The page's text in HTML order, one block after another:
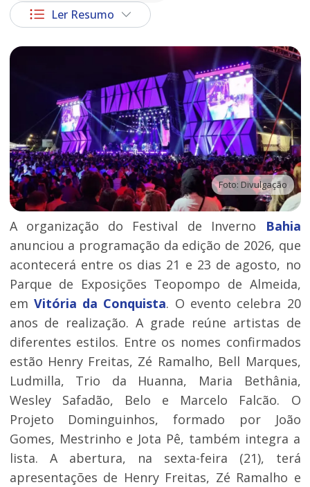
Ler Resumo
Foto: Divulgação
A organização do Festival de Inverno
Bahia
anunciou a programação da edição de 2026, que
acontecerá entre os dias 21 e 23 de agosto, no
Parque de Exposições Teopompo de Almeida,
em Vitória da Conquista. O evento celebra 20
anos de realização. A grade reúne artistas de
diferentes estilos. Entre os nomes confirmados
estão Henry Freitas, Zé Ramalho, Bell Marques,
Ludmilla, Trio da Huanna, Maria Bethânia,
Wesley Safadão, Belo e Marcelo Falcão. O
Projeto Dominguinhos, formado por João
Gomes, Mestrinho e Jota Pê, também integra a
lista. A abertura, na sexta-feira (21), terá
apresentações de Henry Freitas, Zé Ramalho e